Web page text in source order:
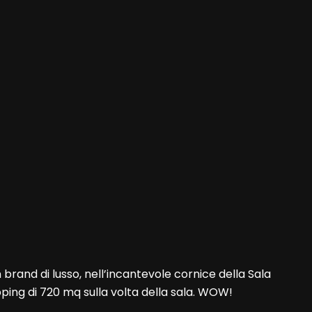
di lusso, nell’incantevole cornice della Sala
di 720 mq sulla volta della sala. WOW!